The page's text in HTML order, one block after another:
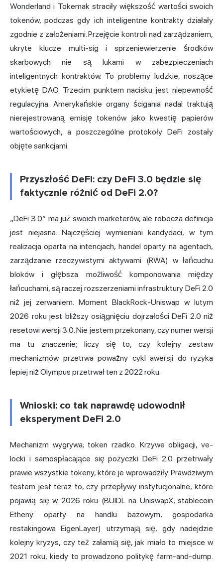
Wonderland i Tokemak straciły większość wartości swoich
tokenów, podczas gdy ich inteligentne kontrakty działały
zgodnie z założeniami. Przejęcie kontroli nad zarządzaniem,
ukryte klucze multi-sig i sprzeniewierzenie środków
skarbowych nie są lukami w zabezpieczeniach
inteligentnych kontraktów. To problemy ludzkie, noszące
etykietę DAO. Trzecim punktem nacisku jest niepewność
regulacyjna. Amerykańskie organy ścigania nadal traktują
nierejestrowaną emisję tokenów jako kwestię papierów
wartościowych, a poszczególne protokoły DeFi zostały
objęte sankcjami.
Przyszłość DeFi: czy DeFi 3.0 będzie się
faktycznie różnić od DeFi 2.0?
„DeFi 3.0” ma już swoich marketerów, ale robocza definicja
jest niejasna. Najczęściej wymieniani kandydaci, w tym
realizacja oparta na intencjach, handel oparty na agentach,
zarządzanie rzeczywistymi aktywami (RWA) w łańcuchu
bloków i głębsza możliwość komponowania między
łańcuchami, są raczej rozszerzeniami infrastruktury DeFi 2.0
niż jej zerwaniem. Moment BlackRock-Uniswap w lutym
2026 roku jest bliższy osiągnięciu dojrzałości DeFi 2.0 niż
resetowi wersji 3.0. Nie jestem przekonany, czy numer wersji
ma tu znaczenie; liczy się to, czy kolejny zestaw
mechanizmów przetrwa poważny cykl awersji do ryzyka
lepiej niż Olympus przetrwał ten z 2022 roku.
Wnioski: co tak naprawdę udowodnił
eksperyment DeFi 2.0
Mechanizm wygrywa; token rzadko. Krzywe obligacji, ve-
locki i samospłacające się pożyczki DeFi 2.0 przetrwały
prawie wszystkie tokeny, które je wprowadziły. Prawdziwym
testem jest teraz to, czy przepływy instytucjonalne, które
pojawią się w 2026 roku (BUIDL na UniswapX, stablecoin
Etheny oparty na handlu bazowym, gospodarka
restakingowa EigenLayer) utrzymają się, gdy nadejdzie
kolejny kryzys, czy też załamią się, jak miało to miejsce w
2021 roku, kiedy to prowadzono politykę farm-and-dump.